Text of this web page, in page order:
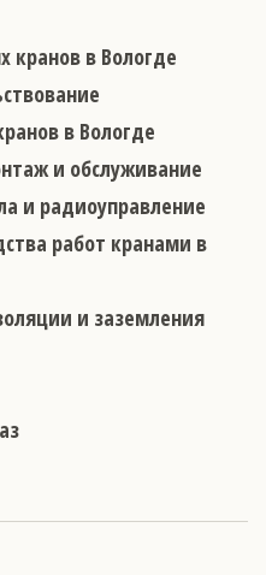
в Вологде
в Вологде
и обслуживание
и радиоуправление
работ кранами в
и заземления